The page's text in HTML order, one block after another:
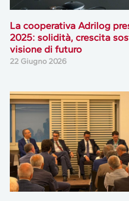
La cooperativa Adrilog
2025: solidità, crescita
visione di futuro
22 Giugno 2026